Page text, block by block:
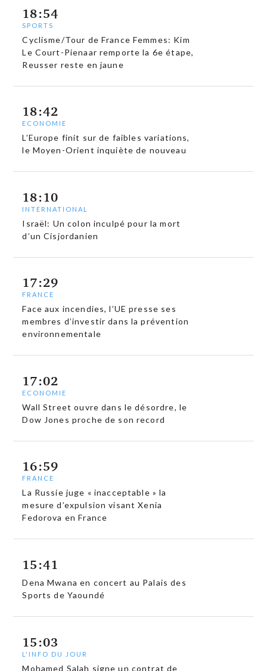
18:54
SPORTS
Cyclisme/Tour de France Femmes: Kim
Le Court-Pienaar remporte la 6e étape,
Reusser reste en jaune
18:42
ECONOMIE
L’Europe finit sur de faibles variations,
le Moyen-Orient inquiète de nouveau
18:10
INTERNATIONAL
Israël: Un colon inculpé pour la mort
d’un Cisjordanien
17:29
FRANCE
Face aux incendies, l’UE presse ses
membres d’investir dans la prévention
environnementale
17:02
ECONOMIE
Wall Street ouvre dans le désordre, le
Dow Jones proche de son record
16:59
FRANCE
La Russie juge « inacceptable » la
mesure d’expulsion visant Xenia
Fedorova en France
15:41
Dena Mwana en concert au Palais des
Sports de Yaoundé
15:03
L'INFO DU JOUR
Mohamed Salah signe un contrat de